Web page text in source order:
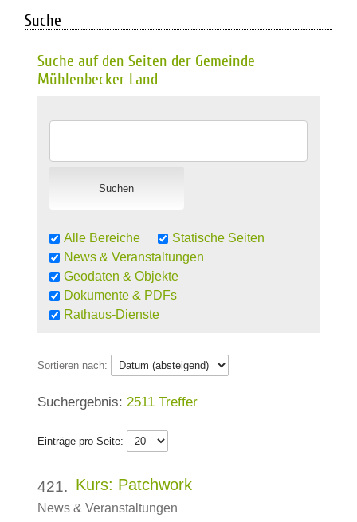
Suche
Suche auf den Seiten der Gemeinde
Mühlenbecker Land
Alle Bereiche
Statische Seiten
News & Veranstaltungen
Geodaten & Objekte
Dokumente & PDFs
Rathaus-Dienste
Sortieren nach:
2511 Treffer
Einträge pro Seite:
421. Kurs: Patchwork
News & Veranstaltungen